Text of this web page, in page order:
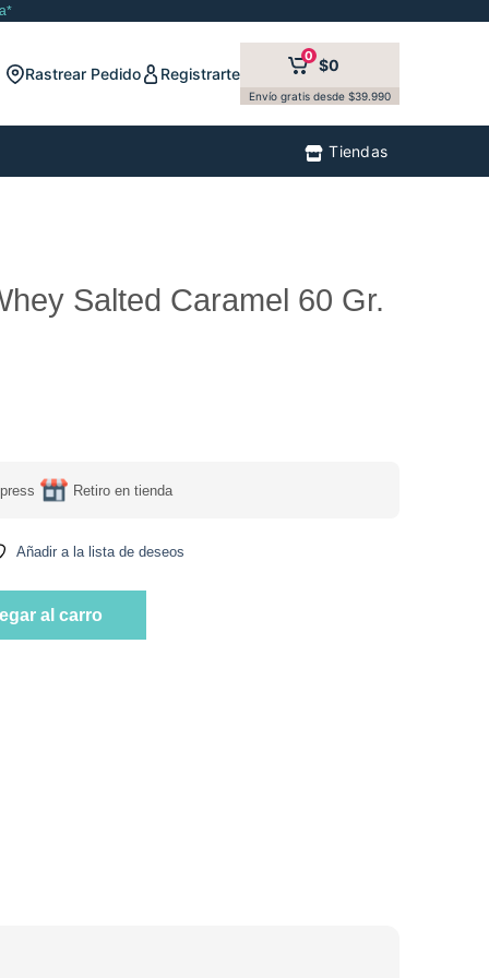
Rastrear Pedido Registrarte
0 $0
Envío gratis desde $39.990
Tiendas
Salted Caramel 60 Gr.
Retiro en tienda
Añadir a la lista de deseos
al carro